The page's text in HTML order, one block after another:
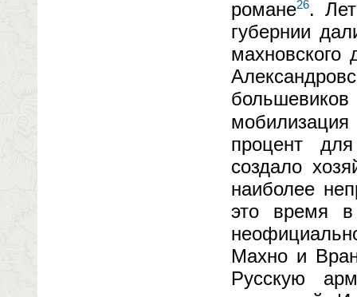
романе26.
губернии
махновского
процент
создало
наиболее
это время в
Махно и
Русскую